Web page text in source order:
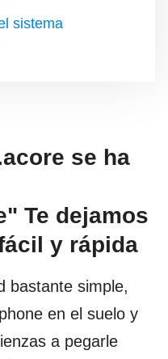
sistema
se ha
Te dejamos
y rápida
bastante simple,
en el suelo y
a pegarle